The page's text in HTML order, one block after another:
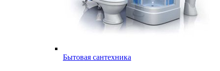
Бытовая сантехника